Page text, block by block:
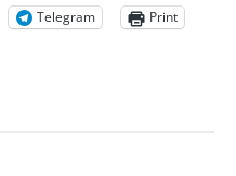
Telegram Print